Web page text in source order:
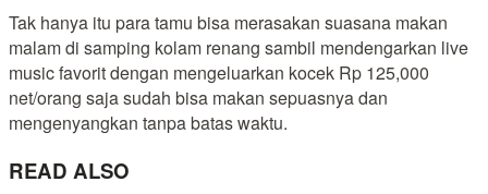
Tak hanya itu para tamu bisa merasakan suasana makan
malam di samping kolam renang sambil mendengarkan live
music favorit dengan mengeluarkan kocek Rp 125,000
net/orang saja sudah bisa makan sepuasnya dan
mengenyangkan tanpa batas waktu.
READ ALSO